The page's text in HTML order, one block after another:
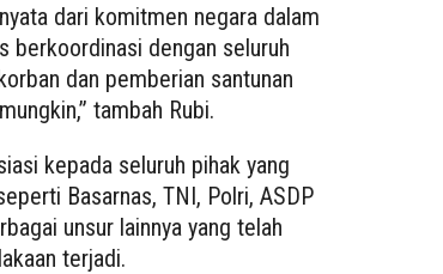
dari komitmen negara dalam
berkoordinasi dengan seluruh
dan pemberian santunan
tambah Rubi.
kepada seluruh pihak yang
Basarnas, TNI, Polri, ASDP
unsur lainnya yang telah
terjadi.